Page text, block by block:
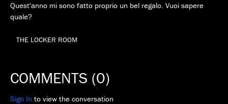
Quest'anno mi sono fatto proprio un bel regalo. Vuoi sapere
quale?
THE LOCKER ROOM
COMMENTS (0)
Sign In to view the conversation